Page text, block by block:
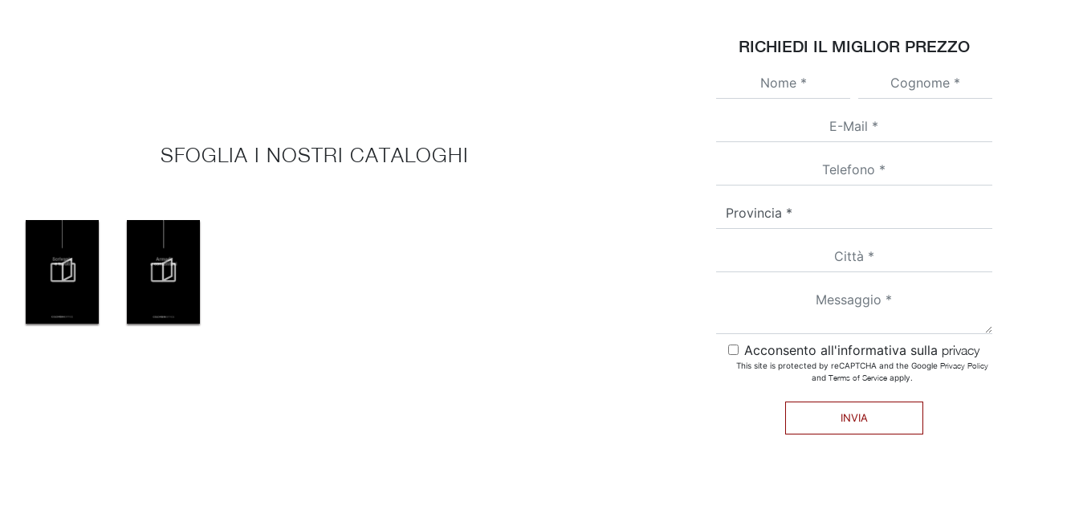
SFOGLIA I NOSTRI CATALOGHI
RICHIEDI IL MIGLIOR PREZZO
Acconsento all'informativa sulla privacy
This site is protected by reCAPTCHA and the Google Privacy Policy
and Terms of Serviceapply.
INVIA